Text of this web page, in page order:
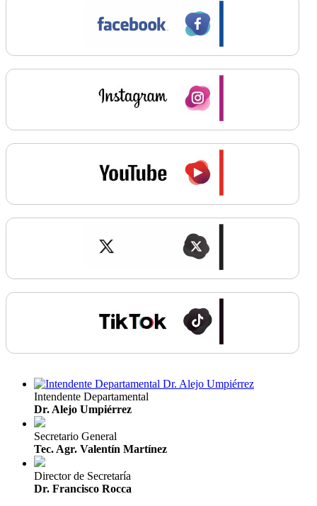
Intendente Departamental
Dr. Alejo Umpiérrez
Secretario General
Tec. Agr. Valentín Martínez
Director de Secretaría
Dr. Francisco Rocca